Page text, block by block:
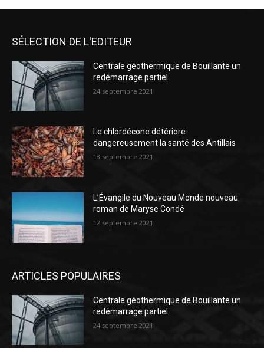
SÉLECTION DE L'EDITEUR
Centrale géothermique de Bouillante un
redémarrage partiel
24 septembre 2021
Le chlordécone détériore
dangereusement la santé des Antillais
18 septembre 2021
L’Évangile du Nouveau Monde nouveau
roman de Maryse Condé
12 septembre 2021
ARTICLES POPULAIRES
Centrale géothermique de Bouillante un
redémarrage partiel
24 septembre 2021